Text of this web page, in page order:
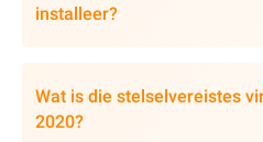
installeer?
Wat is die stelselvereistes
2020?